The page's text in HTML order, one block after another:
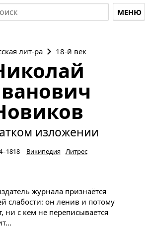
МЕНЮ
лит-ра 18-й век
изложении
Википедия Литрес
журнала признаётся
слабости: он ленив и потому
ни с кем не переписывается